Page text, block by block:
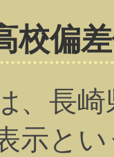
校偏
、長
示と